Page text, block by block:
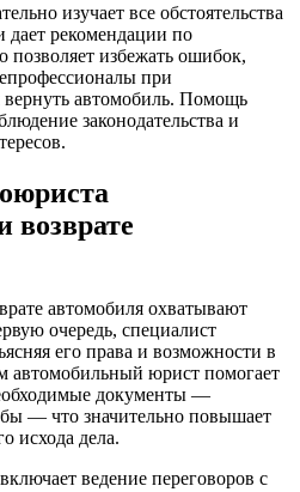
изучает все обстоятельства
дает рекомендации по
избежать ошибок,
при
автомобиль. Помощь
законодательства и
возврате
автомобиля охватывают
очередь, специалист
его права и возможности в
автомобильный юрист помогает
документы —
— что значительно повышает
исхода дела.
ведение переговоров с